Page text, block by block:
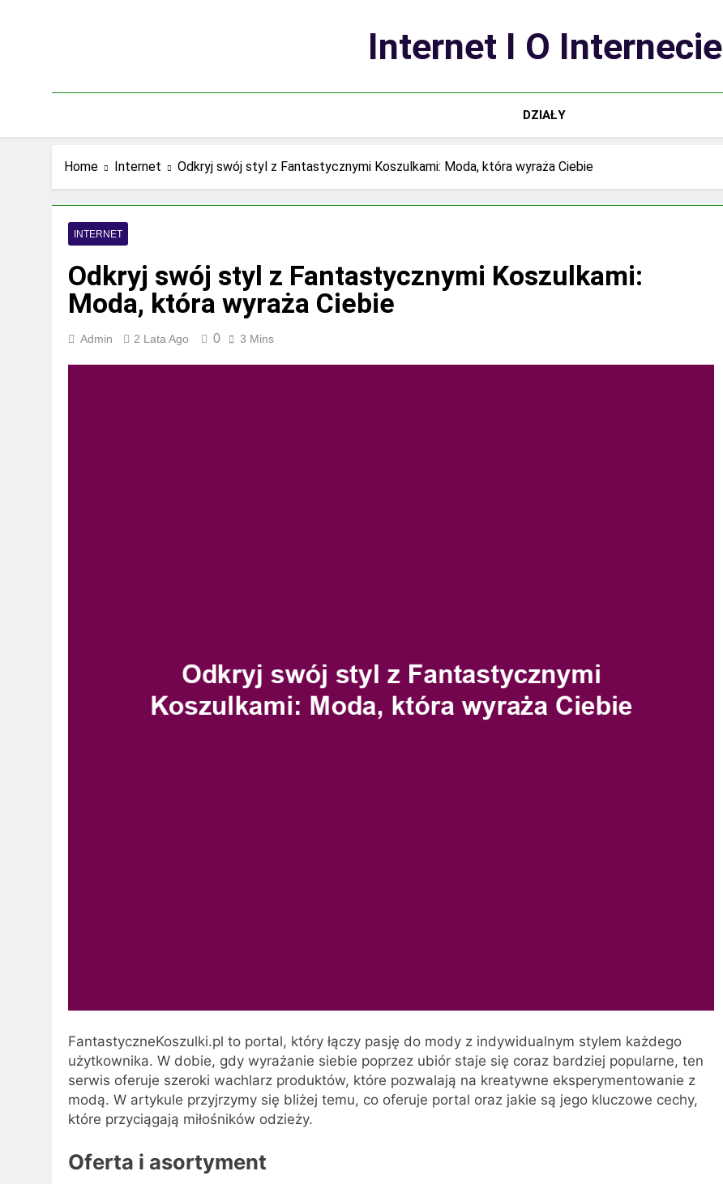
Internet I O Internecie
DZIAŁY
Home Internet Odkryj swój styl z Fantastycznymi Koszulkami: Moda, która wyraża Ciebie
INTERNET
Odkryj swój styl z Fantastycznymi Koszulkami:
Moda, która wyraża Ciebie
Admin 2 Lata Ago 0 3 Mins
FantastyczneKoszulki.pl to portal, który łączy pasję do mody z indywidualnym stylem każdego
użytkownika. W dobie, gdy wyrażanie siebie poprzez ubiór staje się coraz bardziej popularne, ten
serwis oferuje szeroki wachlarz produktów, które pozwalają na kreatywne eksperymentowanie z
modą. W artykule przyjrzymy się bliżej temu, co oferuje portal oraz jakie są jego kluczowe cechy,
które przyciągają miłośników odzieży.
Oferta i asortyment